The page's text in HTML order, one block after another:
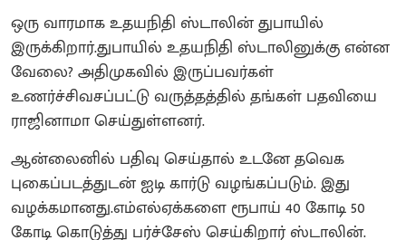
ஒரு வாரமாக உதயநிதி ஸ்டாலின் துபாயில்
இருக்கிறார்.துபாயில் உதயநிதி ஸ்டாலினுக்கு என்ன
வேலை? அதிமுகவில் இருப்பவர்கள்
உணர்ச்சிவசப்பட்டு வருத்தத்தில் தங்கள் பதவியை
ராஜினாமா செய்துள்ளனர்.
ஆன்லைனில் பதிவு செய்தால் உடனே தவெக
புகைப்படத்துடன் ஐடி கார்டு வழங்கப்படும். இது
வழக்கமானது.எம்எல்ஏக்களை ரூபாய் 40 கோடி 50
கோடி கொடுத்து பர்ச்சேஸ் செய்கிறார் ஸ்டாலின்.